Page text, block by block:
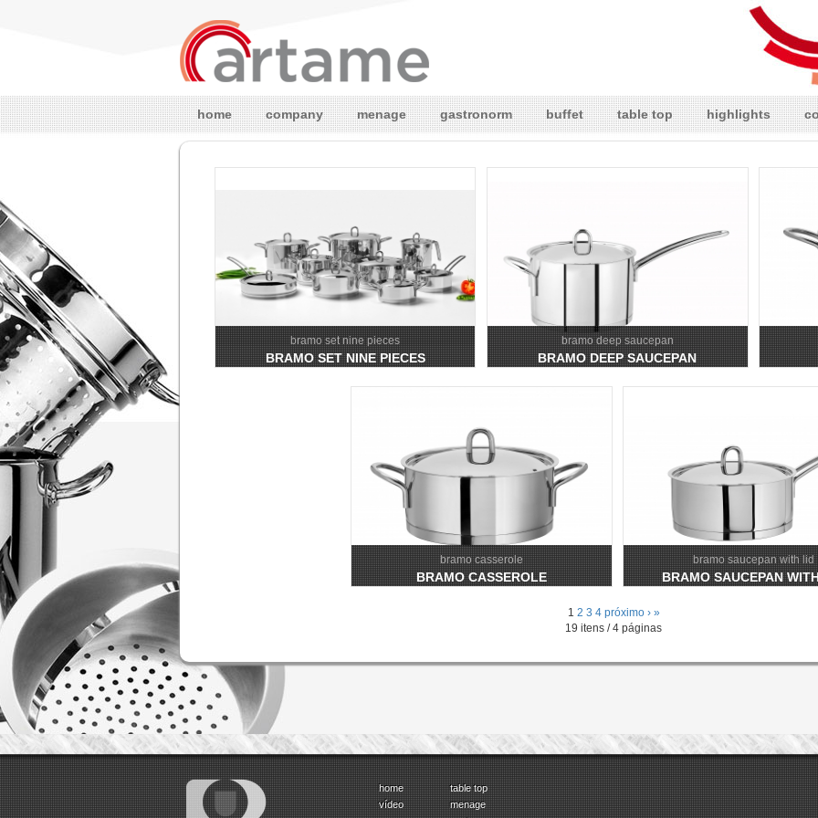
home company menage gastronorm buffet table top highlights
bramo set nine pieces
BRAMO SET NINE PIECES
bramo deep saucepan
BRAMO DEEP SAUCEPAN
bramo casserole
BRAMO CASSEROLE
bramo saucepan with lid
BRAMO SAUCEPAN
1 2 3 4 próximo › »
19 itens / 4 páginas
home
vídeo
table top
menage